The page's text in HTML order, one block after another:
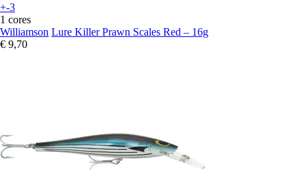
+-3
1 cores
Williamson Lure Killer Prawn Scales Red – 16g
€ 9,70